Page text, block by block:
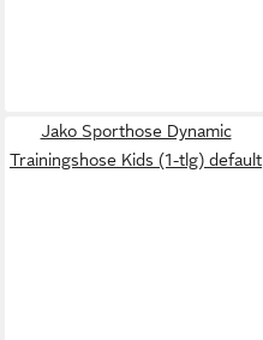
Jako Sporthose Dynamic
Trainingshose Kids (1-tlg) default